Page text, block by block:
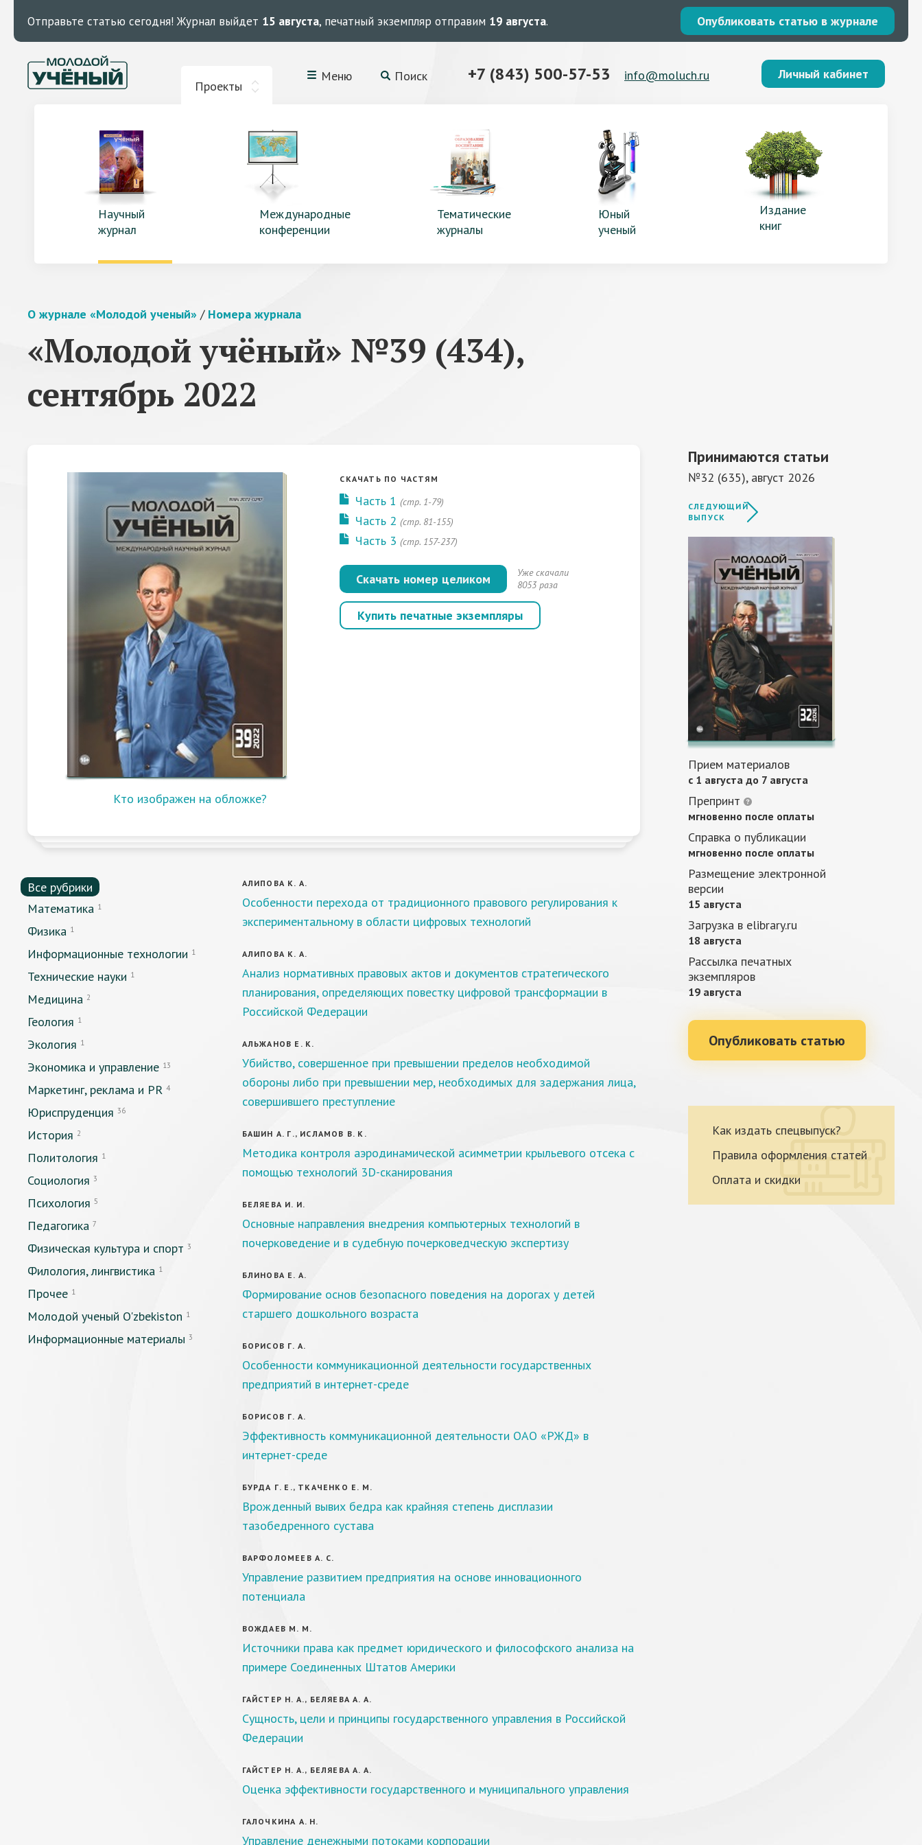
Отправьте статью сегодня! Журнал выйдет 15 августа, печатный экземпляр отправим 19 августа. Опубликовать статью в журнале
Проекты
Меню Поиск +7 (843) 500-57-53 info@moluch.ru Личный кабинет
Научный
журнал
Международные
конференции
Тематические
журналы
Юный
ученый
Издание
книг
О журнале «Молодой ученый» / Номера журнала
«Молодой учёный» №39 (434),
сентябрь 2022
Кто изображен на обложке?
СКАЧАТЬ ПО ЧАСТЯМ
Часть 1 (стр. 1-79)
Часть 2 (стр. 81-155)
Часть 3 (стр. 157-237)
Скачать номер целиком
Уже скачали
8053 раза
Купить печатные экземпляры
Все рубрики
Математика 1
Физика 1
Информационные технологии 1
Технические науки 1
Медицина 2
Геология 1
Экология 1
Экономика и управление 13
Маркетинг, реклама и PR 4
Юриспруденция 36
История 2
Политология 1
Социология 3
Психология 5
Педагогика 7
Физическая культура и спорт 3
Филология, лингвистика 1
Прочее 1
Молодой ученый O'zbekiston 1
Информационные материалы 3
АЛИПОВА К. А.
Особенности перехода от традиционного правового регулирования к
экспериментальному в области цифровых технологий
АЛИПОВА К. А.
Анализ нормативных правовых актов и документов стратегического
планирования, определяющих повестку цифровой трансформации в
Российской Федерации
АЛЬЖАНОВ Е. К.
Убийство, совершенное при превышении пределов необходимой
обороны либо при превышении мер, необходимых для задержания лица,
совершившего преступление
БАШИН А. Г., ИСЛАМОВ В. К.
Методика контроля аэродинамической асимметрии крыльевого отсека с
помощью технологий 3D-сканирования
БЕЛЯЕВА И. И.
Основные направления внедрения компьютерных технологий в
почерковедение и в судебную почерковедческую экспертизу
БЛИНОВА Е. А.
Формирование основ безопасного поведения на дорогах у детей
старшего дошкольного возраста
БОРИСОВ Г. А.
Особенности коммуникационной деятельности государственных
предприятий в интернет-среде
БОРИСОВ Г. А.
Эффективность коммуникационной деятельности ОАО «РЖД» в
интернет-среде
БУРДА Г. Е., ТКАЧЕНКО Е. М.
Врожденный вывих бедра как крайняя степень дисплазии
тазобедренного сустава
ВАРФОЛОМЕЕВ А. С.
Управление развитием предприятия на основе инновационного
потенциала
ВОЖДАЕВ М. М.
Источники права как предмет юридического и философского анализа на
примере Соединенных Штатов Америки
ГАЙСТЕР Н. А., БЕЛЯЕВА А. А.
Сущность, цели и принципы государственного управления в Российской
Федерации
ГАЙСТЕР Н. А., БЕЛЯЕВА А. А.
Оценка эффективности государственного и муниципального управления
ГАЛОЧКИНА А. Н.
Управление денежными потоками корпорации
Принимаются статьи
№32 (635), август 2026
СЛЕДУЮЩИЙ
ВЫПУСК
Прием материалов
c 1 августа до 7 августа
Препринт
мгновенно после оплаты
Справка о публикации
мгновенно после оплаты
Размещение электронной
версии
15 августа
Загрузка в elibrary.ru
18 августа
Рассылка печатных
экземпляров
19 августа
Опубликовать статью
Как издать спецвыпуск?
Правила оформления статей
Оплата и скидки